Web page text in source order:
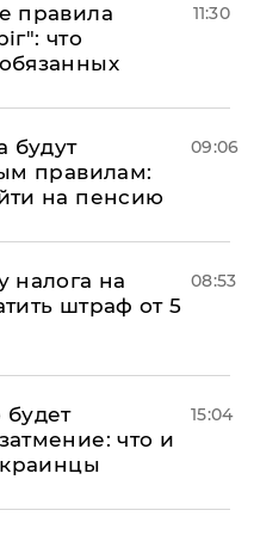
правила
что
11:30
будут
правилам:
на пенсию
09:06
налога на
штраф от 5
08:53
что и
15:04